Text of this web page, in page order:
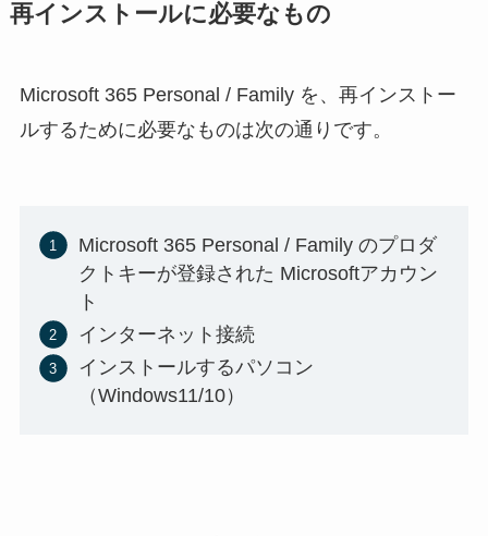
再インストールに必要なもの
Microsoft 365 Personal / Family を、再インストー
ルするために必要なものは次の通りです。
Microsoft 365 Personal / Family のプロダ
クトキーが登録された Microsoftアカウン
ト
インターネット接続
インストールするパソコン
（Windows11/10）